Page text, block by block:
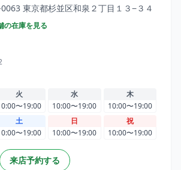
東京都杉並区和泉２丁目１３−３４
の在庫を見る
火
〜19:00
水
10:00〜19:00
木
10:00〜19:00
土
〜19:00
日
10:00〜19:00
祝
10:00〜19:00
来店予約する